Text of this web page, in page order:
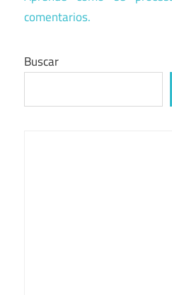
comentarios.
Buscar